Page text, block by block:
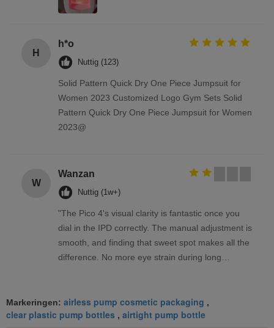
H
h*o
Nuttig (123)
Solid Pattern Quick Dry One Piece Jumpsuit for
Women 2023 Customized Logo Gym Sets Solid
Pattern Quick Dry One Piece Jumpsuit for Women
2023@
W
Wanzan
Nuttig (1w+)
"The Pico 4's visual clarity is fantastic once you
dial in the IPD correctly. The manual adjustment is
smooth, and finding that sweet spot makes all the
difference. No more eye strain during long
fantastic once you dial in the IPD correctly. The
manual adjustment is smooth, and finding that
Markeringen: airless pump cosmetic packaging ,
clear plastic pump bottles , airtight pump bottle